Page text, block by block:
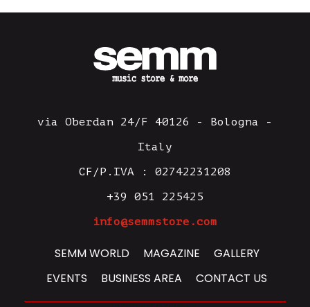
via Oberdan 24/F 40126 - Bologna -
Italy
CF/P.IVA : 02742231208
+39 051 225425
info@semmstore.com
SEMM WORLD MAGAZINE
GALLERY
EVENTS
BUSINESS AREA CONTACT US